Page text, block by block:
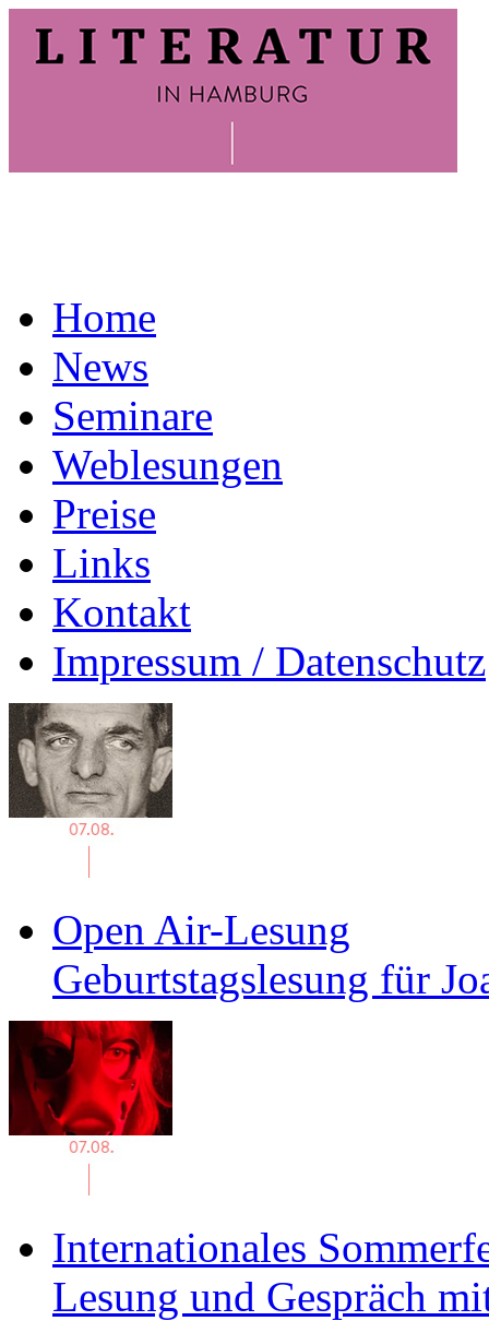
Home
News
Seminare
Weblesungen
Preise
Links
Kontakt
Impressum / Datenschutz
Open Air-Lesung
Geburtstagslesung für
Internationales
Lesung und Gespräch